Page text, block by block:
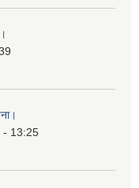
- 13:25